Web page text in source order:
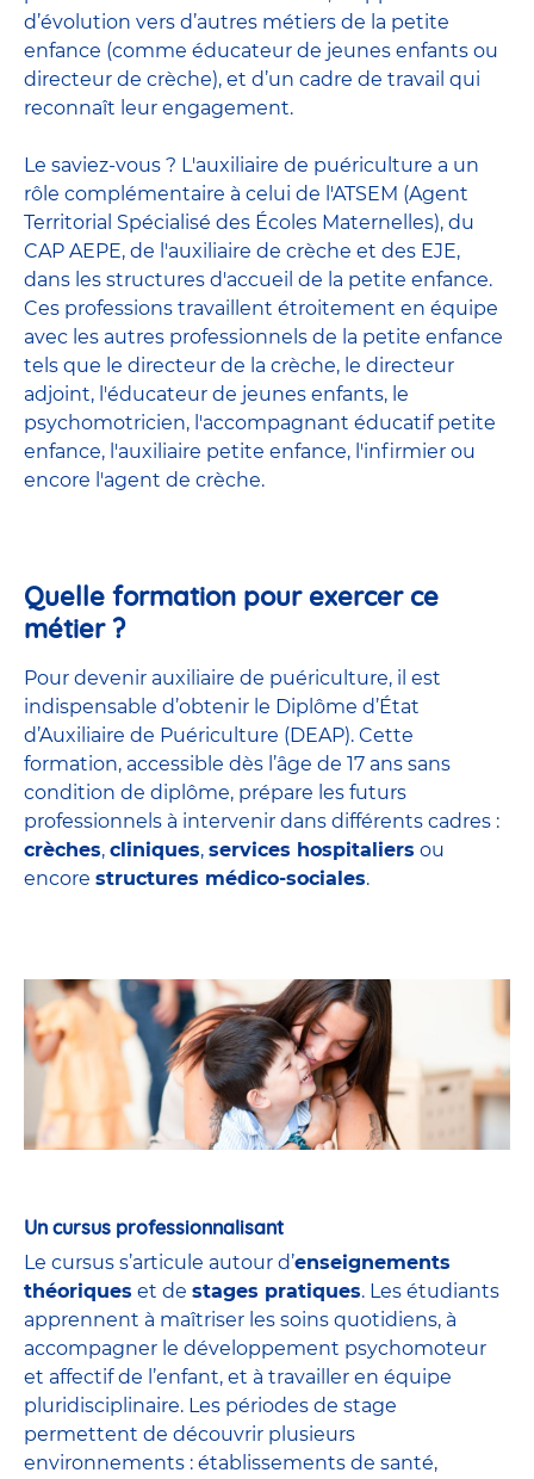
d’évolution vers d’autres métiers de la petite
enfance (comme éducateur de jeunes enfants ou
directeur de crèche), et d’un cadre de travail qui
reconnaît leur engagement.
Le saviez-vous ? L'auxiliaire de puériculture a un
rôle complémentaire à celui de l'ATSEM (Agent
Territorial Spécialisé des Écoles Maternelles), du
CAP AEPE, de l'auxiliaire de crèche et des EJE,
dans les structures d'accueil de la petite enfance.
Ces professions travaillent étroitement en équipe
avec les autres professionnels de la petite enfance
tels que le directeur de la crèche, le directeur
adjoint, l'éducateur de jeunes enfants, le
psychomotricien, l'accompagnant éducatif petite
enfance, l'auxiliaire petite enfance, l'infirmier ou
encore l'agent de crèche.
Quelle formation pour exercer ce
métier ?
Pour devenir auxiliaire de puériculture, il est
indispensable d’obtenir le Diplôme d’État
d’Auxiliaire de Puériculture (DEAP). Cette
formation, accessible dès l’âge de 17 ans sans
condition de diplôme, prépare les futurs
professionnels à intervenir dans différents cadres :
crèches, cliniques, services hospitaliers ou
encore structures médico-sociales.
Un cursus professionnalisant
Le cursus s’articule autour d’enseignements
théoriques et de stages pratiques. Les étudiants
apprennent à maîtriser les soins quotidiens, à
accompagner le développement psychomoteur
et affectif de l’enfant, et à travailler en équipe
pluridisciplinaire. Les périodes de stage
permettent de découvrir plusieurs
environnements : établissements de santé,